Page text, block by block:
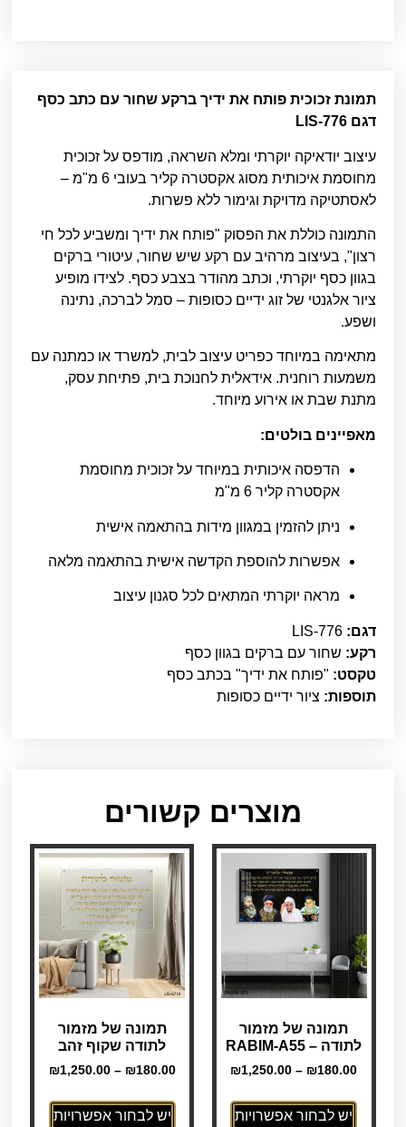
תמונת זכוכית פותח את ידיך ברקע שחור עם כתב כסף
דגם LIS-776
עיצוב יודאיקה יוקרתי ומלא השראה, מודפס על זכוכית
מחוסמת איכותית מסוג אקסטרה קליר בעובי 6 מ"מ –
לאסתטיקה מדויקת וגימור ללא פשרות.
התמונה כוללת את הפסוק "פותח את ידיך ומשביע לכל חי
רצון", בעיצוב מרהיב עם רקע שיש שחור, עיטורי ברקים
בגוון כסף יוקרתי, וכתב מהודר בצבע כסף. לצידו מופיע
ציור אלגנטי של זוג ידיים כסופות – סמל לברכה, נתינה
ושפע.
מתאימה במיוחד כפריט עיצוב לבית, למשרד או כמתנה עם
משמעות רוחנית. אידאלית לחנוכת בית, פתיחת עסק,
מתנת שבת או אירוע מיוחד.
מאפיינים בולטים:
הדפסה איכותית במיוחד על זכוכית מחוסמת
אקסטרה קליר 6 מ"מ
ניתן להזמין במגוון מידות בהתאמה אישית
אפשרות להוספת הקדשה אישית בהתאמה מלאה
מראה יוקרתי המתאים לכל סגנון עיצוב
דגם: LIS-776
רקע: שחור עם ברקים בגוון כסף
טקסט: "פותח את ידיך" בכתב כסף
תוספות: ציור ידיים כסופות
מוצרים קשורים
תמונה של מזמור
לתודה – RABIM-A55
₪180.00
–
₪1,250.00
יש לבחור אפשרויות
תמונה של מזמור
לתודה שקוף זהב
₪180.00
–
₪1,250.00
יש לבחור אפשרויות